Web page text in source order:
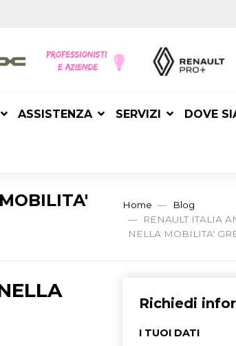
ASSISTENZA SERVIZI DOVE
Home
Blog
RENAULT ITALIA
NELLA MOBILITA'
Richiedi
I TUOI DATI